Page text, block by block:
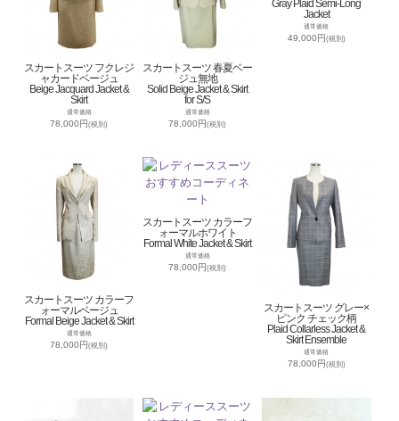
スカートスーツ フクレジ
ャカードベージュ
Beige Jacquard Jacket &
Skirt
通常価格
78,000円(税別)
スカートスーツ 春夏ベー
ジュ無地
Solid Beige Jacket & Skirt
for S/S
通常価格
78,000円(税別)
Gray Plaid Semi-Long
Jacket
通常価格
49,000円(税別)
スカートスーツ カラーフ
ォーマルベージュ
Formal Beige Jacket & Skirt
通常価格
78,000円(税別)
スカートスーツ カラーフ
ォーマルホワイト
Formal White Jacket & Skirt
通常価格
78,000円(税別)
スカートスーツ グレー×
ピンク チェック柄
Plaid Collarless Jacket &
Skirt Ensemble
通常価格
78,000円(税別)